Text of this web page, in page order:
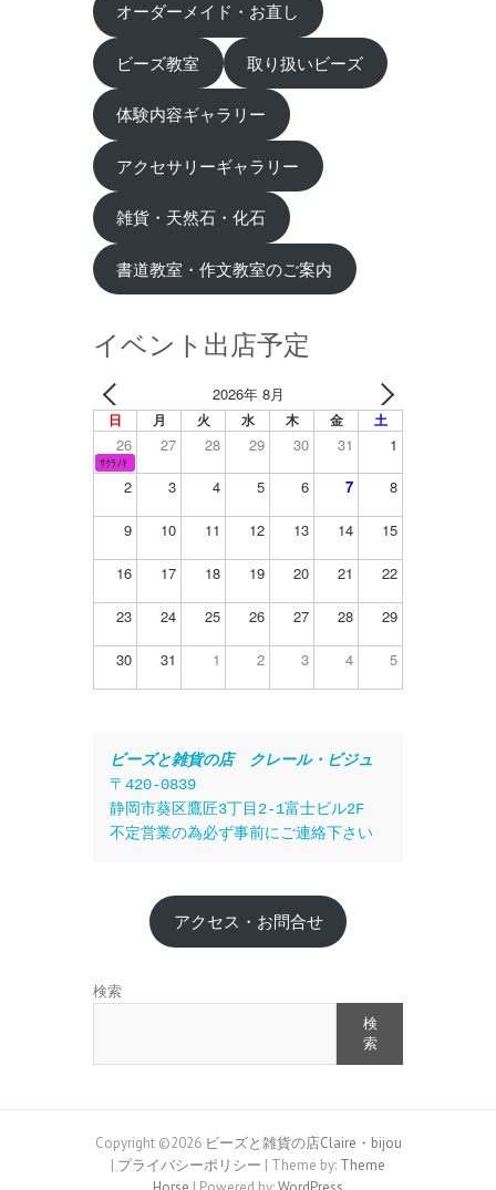
オーダーメイド・お直し
ビーズ教室 取り扱いビーズ
体験内容ギャラリー
アクセサリーギャラリー
雑貨・天然石・化石
書道教室・作文教室のご案内
イベント出店予定
2026年 8月
日 月 火 水 木 金 土
26 27 28 29 30 31 1
ｻｸﾗﾉｷ
2 3 4 5 6 7 8
9 10 11 12 13 14 15
16 17 18 19 20 21 22
23 24 25 26 27 28 29
30 31 1 2 3 4 5
ビーズと雑貨の店　クレール・ビジュ
〒420-0839
静岡市葵区鷹匠3丁目2-1富士ビル2F
不定営業の為必ず事前にご連絡下さい
アクセス・お問合せ
検索
検
索
Copyright ©2026 ビーズと雑貨の店Claire・bijou
| プライバシーポリシー | Theme by: Theme